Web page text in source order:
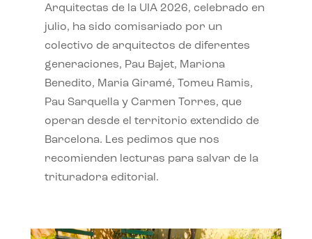
Arquitectas de la UIA 2026, celebrado en
julio, ha sido comisariado por un
colectivo de arquitectos de diferentes
generaciones, Pau Bajet, Mariona
Benedito, Maria Giramé, Tomeu Ramis,
Pau Sarquella y Carmen Torres, que
operan desde el territorio extendido de
Barcelona. Les pedimos que nos
recomienden lecturas para salvar de la
trituradora editorial.